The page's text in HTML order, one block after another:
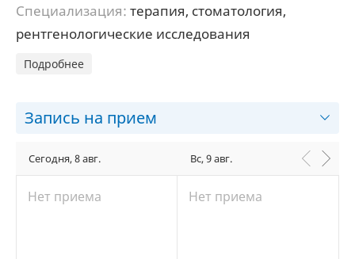
Специализация: терапия, стоматология,
рентгенологические исследования
Подробнее
Запись на прием
Сегодня, 8 авг.
Нет приема
Вс, 9 авг.
Нет приема